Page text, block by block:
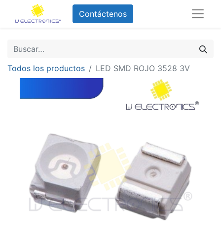
Contáctenos
Todos los productos LED SMD ROJO 3528 3V